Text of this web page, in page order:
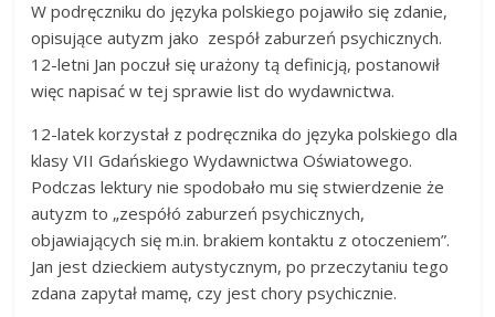
W podręczniku do języka polskiego pojawiło się zdanie,
opisujące autyzm jako zespół zaburzeń psychicznych.
12-letni Jan poczuł się urażony tą definicją, postanowił
więc napisać w tej sprawie list do wydawnictwa.
12-latek korzystał z podręcznika do języka polskiego dla
klasy VII Gdańskiego Wydawnictwa Oświatowego.
Podczas lektury nie spodobało mu się stwierdzenie że
autyzm to „zespółó zaburzeń psychicznych,
objawiających się m.in. brakiem kontaktu z otoczeniem”.
Jan jest dzieckiem autystycznym, po przeczytaniu tego
zdana zapytał mamę, czy jest chory psychicznie.